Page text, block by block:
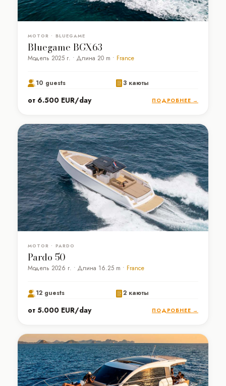
MOTOR • BLUEGAME
Bluegame BGX63
Модель 2025 г. • Длина 20 m • France
10 guests 3 каюты
от 6.500 EUR/day ПОДРОБНЕЕ →
MOTOR • PARDO
Pardo 50
Модель 2026 г. • Длина 16.25 m • France
12 guests 2 каюты
от 5.000 EUR/day ПОДРОБНЕЕ →